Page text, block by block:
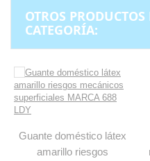
OTROS
CATEGORÍA:
Guante doméstico látex
amarillo riesgos